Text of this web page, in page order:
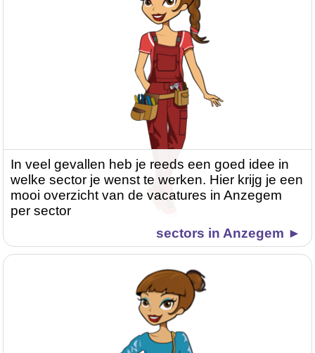
In veel gevallen heb je reeds een goed idee in
welke sector je wenst te werken. Hier krijg je een
mooi overzicht van de vacatures in Anzegem
per sector
sectors in Anzegem ►